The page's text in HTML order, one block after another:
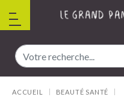
ACCUEIL BEAUTÉ SANTÉ